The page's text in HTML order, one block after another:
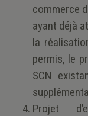
commerce
ayant déjà
la
permis, le
SCN
Projet